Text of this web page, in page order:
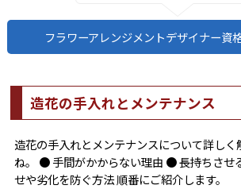
フラワーアレンジメントデザイナー資
造花の手入れとメンテナンス
造花の手入れとメンテナンスについて詳しく
ね。 ● 手間がかからない理由 ● 長持ちさせ
せや劣化を防ぐ方法 順番にご紹介します。